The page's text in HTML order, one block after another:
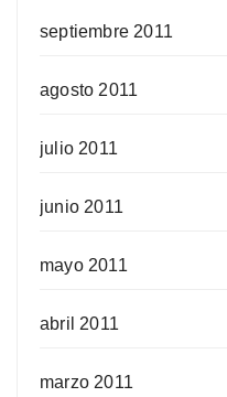
septiembre 2011
agosto 2011
julio 2011
junio 2011
mayo 2011
abril 2011
marzo 2011